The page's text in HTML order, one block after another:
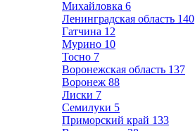
Михайловка 6
Ленинградская область 140
Гатчина 12
Мурино 10
Тосно 7
Воронежская область 137
Воронеж 88
Лиски 7
Семилуки 5
Приморский край 133